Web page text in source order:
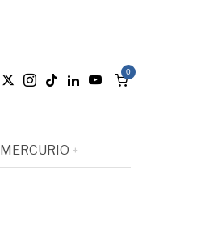
0
MERCURIO